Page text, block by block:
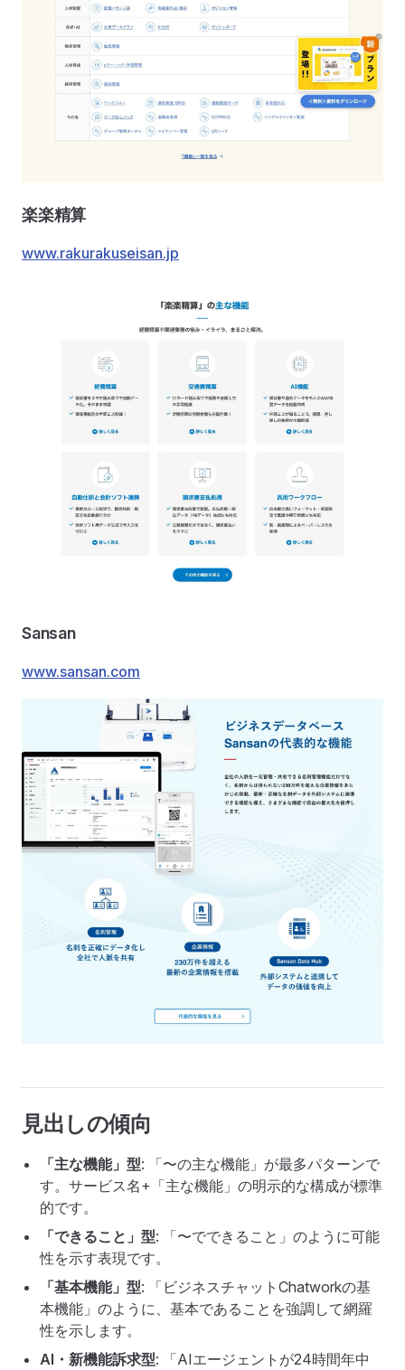
楽楽精算
www.rakurakuseisan.jp
Sansan
www.sansan.com
見出しの傾向
「主な機能」型: 「〜の主な機能」が最多パターンで
す。サービス名+「主な機能」の明示的な構成が標準
的です。
「できること」型: 「〜でできること」のように可能
性を示す表現です。
「基本機能」型: 「ビジネスチャットChatworkの基
本機能」のように、基本であることを強調して網羅
性を示します。
AI・新機能訴求型: 「AIエージェントが24時間年中